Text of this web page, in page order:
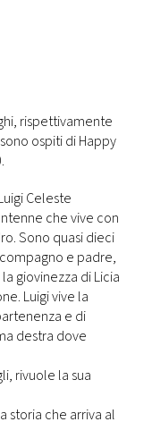
rispettivamente
sono ospiti di Happy
Celeste
che vive con
Sono quasi dieci
e padre,
giovinezza di Licia
Luigi vive la
e di
destra dove
rivuole la sua
storia che arriva al